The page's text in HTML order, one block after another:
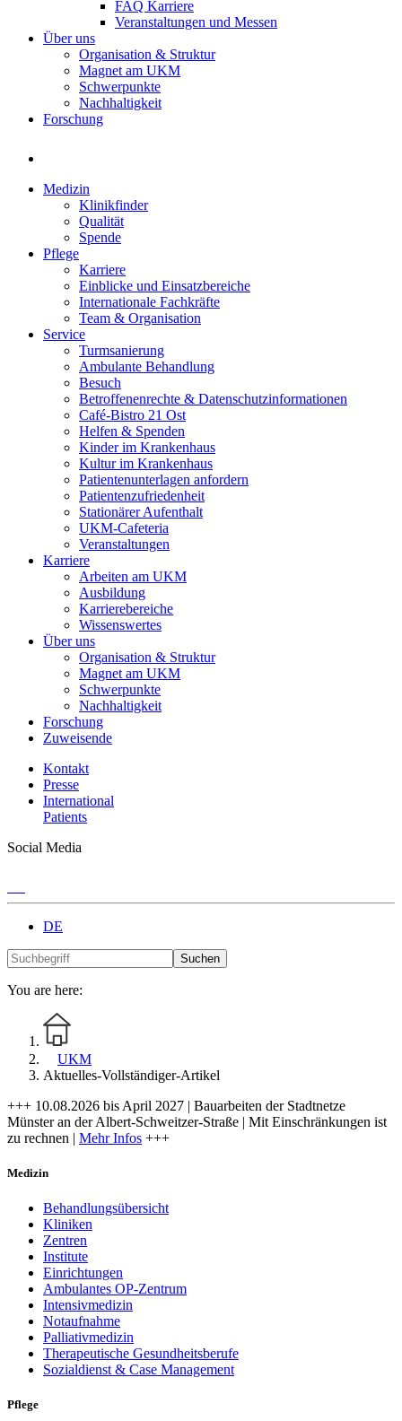
FAQ Karriere
Veranstaltungen und Messen
Über uns
Organisation & Struktur
Magnet am UKM
Schwerpunkte
Nachhaltigkeit
Forschung
Medizin
Klinikfinder
Qualität
Spende
Pflege
Karriere
Einblicke und Einsatzbereiche
Internationale Fachkräfte
Team & Organisation
Service
Turmsanierung
Ambulante Behandlung
Besuch
Betroffenenrechte & Datenschutzinformationen
Café-Bistro 21 Ost
Helfen & Spenden
Kinder im Krankenhaus
Kultur im Krankenhaus
Patientenunterlagen anfordern
Patientenzufriedenheit
Stationärer Aufenthalt
UKM-Cafeteria
Veranstaltungen
Karriere
Arbeiten am UKM
Ausbildung
Karrierebereiche
Wissenswertes
Über uns
Organisation & Struktur
Magnet am UKM
Schwerpunkte
Nachhaltigkeit
Forschung
Zuweisende
Kontakt
Presse
International
Patients
Social Media
DE
Suchen
You are here:
UKM
Aktuelles-Vollständiger-Artikel
+++ 10.08.2026 bis April 2027 | Bauarbeiten der Stadtnetze
Münster an der Albert-Schweitzer-Straße | Mit Einschränkungen ist
zu rechnen | Mehr Infos +++
Medizin
Behandlungsübersicht
Kliniken
Zentren
Institute
Einrichtungen
Ambulantes OP-Zentrum
Intensivmedizin
Notaufnahme
Palliativmedizin
Therapeutische Gesundheitsberufe
Sozialdienst & Case Management
Pflege